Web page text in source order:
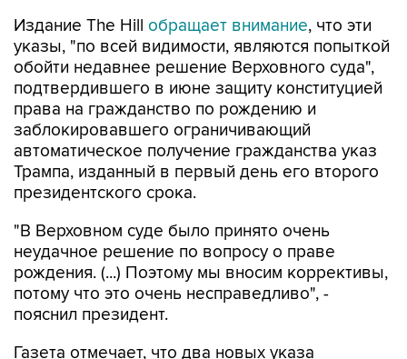
Издание The Hill обращает внимание, что эти
указы, "по всей видимости, являются попыткой
обойти недавнее решение Верховного суда",
подтвердившего в июне защиту конституцией
права на гражданство по рождению и
заблокировавшего ограничивающий
автоматическое получение гражданства указ
Трампа, изданный в первый день его второго
президентского срока.
"В Верховном суде было принято очень
неудачное решение по вопросу о праве
рождения. (...) Поэтому мы вносим коррективы,
потому что это очень несправедливо", -
пояснил президент.
Газета отмечает, что два новых указа